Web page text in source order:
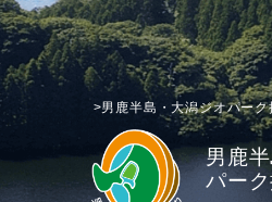
男鹿
パー
>男鹿半島・大潟ジオパー